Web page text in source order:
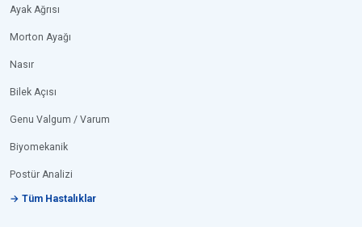
Ayak Ağrısı
Morton Ayağı
Nasır
Bilek Açısı
Genu Valgum / Varum
Biyomekanik
Postür Analizi
→ Tüm Hastalıklar